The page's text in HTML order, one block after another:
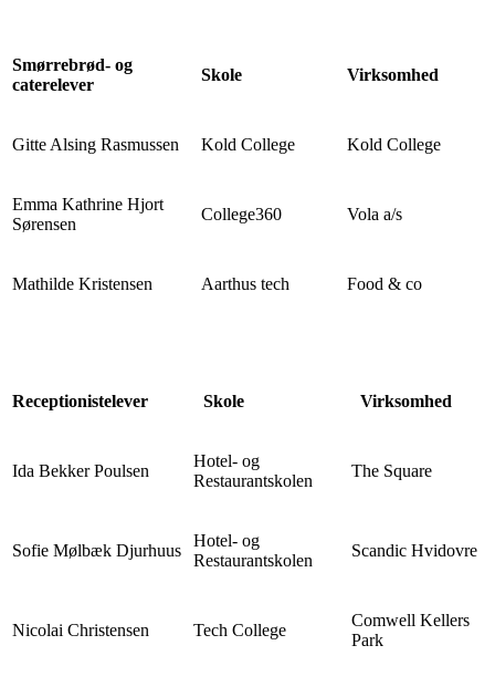
Smørrebrød- og
caterelever
Skole Virksomhed
Gitte Alsing Rasmussen Kold College Kold College
Emma Kathrine Hjort
Sørensen
College360 Vola a/s
Mathilde Kristensen Aarthus tech Food & co
Receptionistelever Skole Virksomhed
Ida Bekker Poulsen
Hotel- og
Restaurantskolen
The Square
Sofie Mølbæk Djurhuus
Hotel- og
Restaurantskolen
Scandic Hvidovre
Nicolai Christensen Tech College
Comwell Kellers
Park